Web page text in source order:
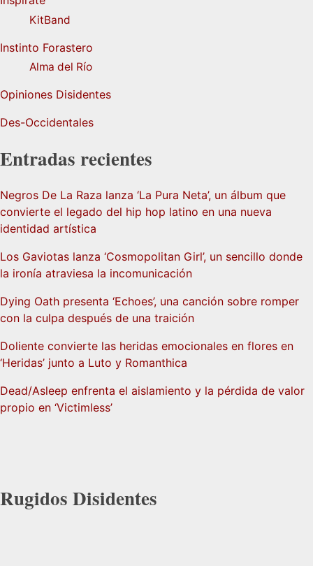
KitBand
Instinto Forastero
Alma del Río
Opiniones Disidentes
Des-Occidentales
Entradas recientes
Negros De La Raza lanza ‘La Pura Neta’, un álbum que
convierte el legado del hip hop latino en una nueva
identidad artística
Los Gaviotas lanza ‘Cosmopolitan Girl’, un sencillo donde
la ironía atraviesa la incomunicación
Dying Oath presenta ‘Echoes’, una canción sobre romper
con la culpa después de una traición
Doliente convierte las heridas emocionales en flores en
‘Heridas’ junto a Luto y Romanthica
Dead/Asleep enfrenta el aislamiento y la pérdida de valor
propio en ‘Victimless’
Rugidos Disidentes